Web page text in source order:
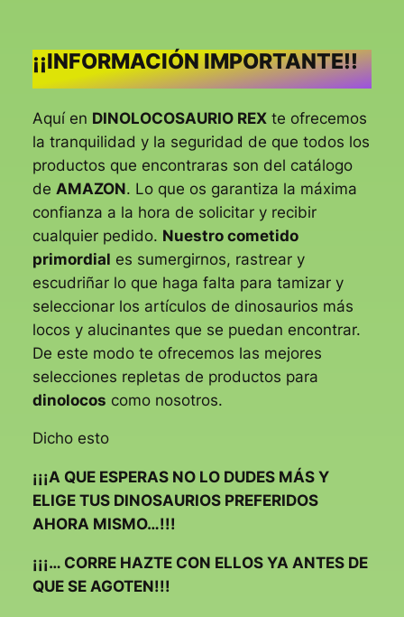
¡¡INFORMACIÓN IMPORTANTE!!
Aquí en DINOLOCOSAURIO REXte ofrecemos
la tranquilidad y la seguridad de que todos los
productos que encontraras son del catálogo
de AMAZON. Lo que os garantiza la máxima
confianza a la hora de solicitar y recibir
cualquier pedido. Nuestro cometido
primordial es sumergirnos, rastrear y
escudriñar lo que haga falta para tamizar y
seleccionar los artículos de dinosaurios más
locos y alucinantes que se puedan encontrar.
De este modo te ofrecemos las mejores
selecciones repletas de productos para
dinolocos como nosotros.
Dicho esto
¡¡¡A QUE ESPERAS NO LO DUDES MÁS Y
ELIGE TUS DINOSAURIOS PREFERIDOS
AHORA MISMO…!!!
¡¡¡… CORRE HAZTE CON ELLOS YA ANTES DE
QUE SE AGOTEN!!!